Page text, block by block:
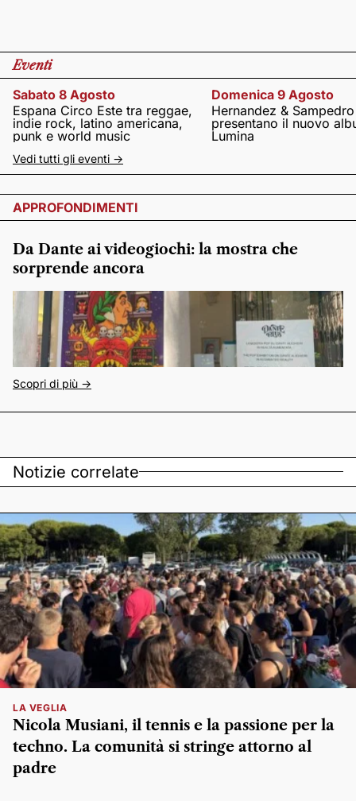
Eventi
Sabato 8 Agosto
Espana Circo Este tra reggae,
indie rock, latino americana,
punk e world music
Domenica 9 Agosto
Hernandez & Sampedro
presentano il nuovo
Lumina
Vedi tutti gli eventi ->
APPROFONDIMENTI
Da Dante ai videogiochi: la mostra che
sorprende ancora
Scopri di più ->
Notizie correlate
LA VEGLIA
Nicola Musiani, il tennis e la passione per la
techno. La comunità si stringe attorno al
padre